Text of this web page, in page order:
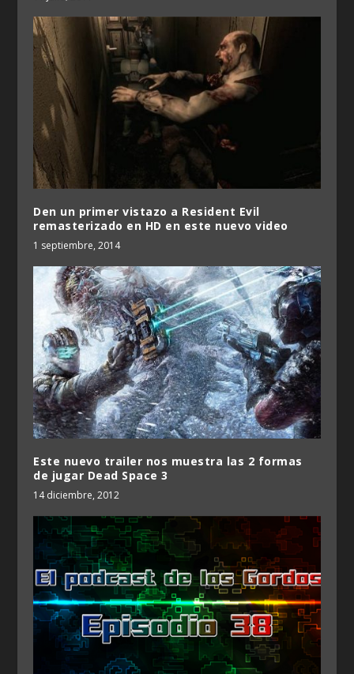
Den un primer vistazo a Resident Evil
remasterizado en HD en este nuevo video
1 septiembre, 2014
Este nuevo trailer nos muestra las 2 formas
de jugar Dead Space 3
14 diciembre, 2012